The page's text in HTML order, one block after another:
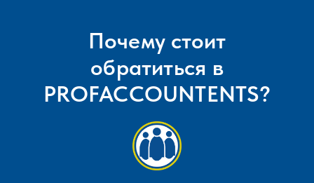
Почему стоит
обратиться в
PROFACCOUNTENTS?